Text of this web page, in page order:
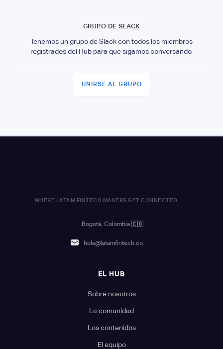
GRUPO DE SLACK
Tenemos un grupo de Slack con todos los miembros
registrados del Hub para que sigamos conversando.
UNIRSE AL GRUPO
WHERE LATAM FINTECH MAKERS GET CONNECTED.
Bogotá, Colombia 🇨🇴
hola@latamfintech.co
EL HUB
Sobre nosotros
La comunidad
Los contenidos
El equipo